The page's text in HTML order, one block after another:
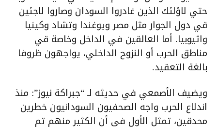
حتي لاؤلئك الذين غادروا السودان وصاروا لاجئين
قي دول الجوار مثل مصر ويوغندا وتشاد وكينيا
واثيوبيا. أما العالقين في الداخل وخاصة قي
مناطق الحرب أو النزوح الداخلي، يواجهون ظروفا
بالغة التعقيد.
ويضيف الأصمعي في حديثه لـ “جبراكة نيوز”: منذ
اندلاع الحرب واجه الصحفيون السودانيون خطرين
محدقين، تمثل الأول في أن الكثير منهم تم